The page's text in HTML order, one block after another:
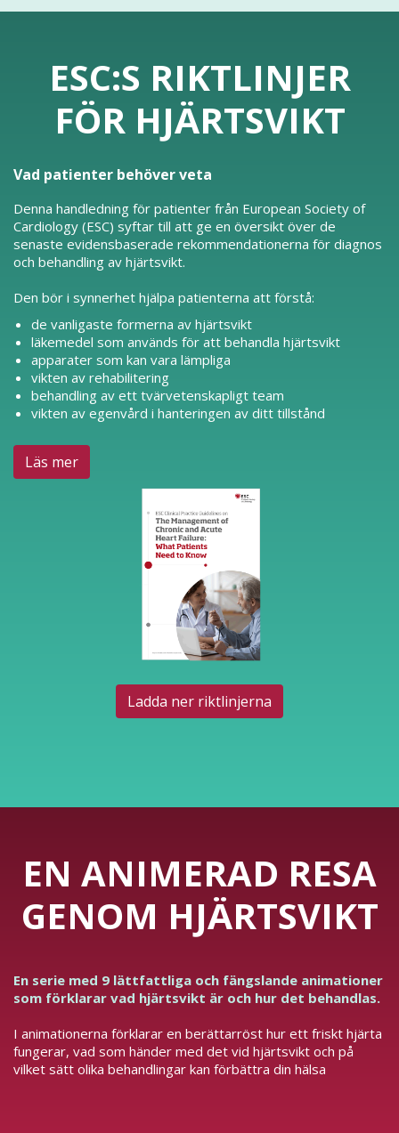
ESC:S RIKTLINJER
FÖR HJÄRTSVIKT
Vad patienter behöver veta
Denna handledning för patienter från European Society of
Cardiology (ESC) syftar till att ge en översikt över de
senaste evidensbaserade rekommendationerna för diagnos
och behandling av hjärtsvikt.
Den bör i synnerhet hjälpa patienterna att förstå:
de vanligaste formerna av hjärtsvikt
läkemedel som används för att behandla hjärtsvikt
apparater som kan vara lämpliga
vikten av rehabilitering
behandling av ett tvärvetenskapligt team
vikten av egenvård i hanteringen av ditt tillstånd
Läs mer
Ladda ner riktlinjerna
EN ANIMERAD RESA
GENOM HJÄRTSVIKT
En serie med 9 lättfattliga och fängslande animationer
som förklarar vad hjärtsvikt är och hur det behandlas.
I animationerna förklarar en berättarröst hur ett friskt hjärta
fungerar, vad som händer med det vid hjärtsvikt och på
vilket sätt olika behandlingar kan förbättra din hälsa